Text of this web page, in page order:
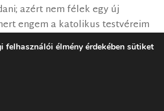
azért nem félek egy új
engem a katolikus testvéreim
És ez messze nem azt
volna az igazság keresése
felhasználói élmény érdekében sütiket